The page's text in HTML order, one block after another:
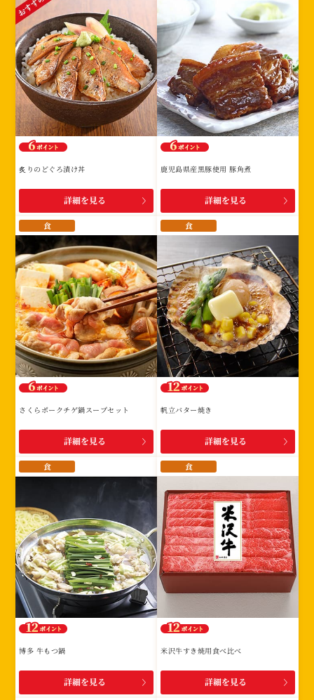
炙りのどぐろ漬け丼
詳細を見る
鹿児島県産黒豚使用 豚角煮
詳細を見る
食
さくらポークチゲ鍋スープセット
詳細を見る
食
帆立バター焼き
詳細を見る
食
博多 牛もつ鍋
詳細を見る
食
米沢牛すき焼用食べ比べ
詳細を見る